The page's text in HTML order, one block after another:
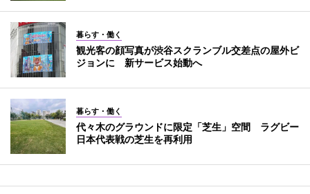
暮らす・働く
観光客の顔写真が渋谷スクランブル交差点の屋外ビ
ジョンに 新サービス始動へ
暮らす・働く
代々木のグラウンドに限定「芝生」空間 ラグビー
日本代表戦の芝生を再利用